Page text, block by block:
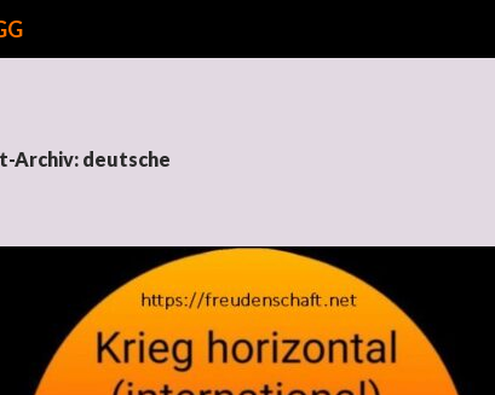
Archiv: deutsche